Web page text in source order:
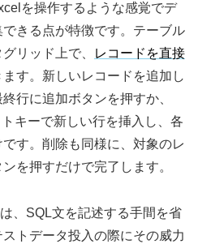
を操作するような感覚でデ
きる点が特徴です。テーブル
リッド上で、
レコードを直接
ます。新しいレコードを追加し
行に追加ボタンを押すか、
キーで新しい行を挿入し、各
す。削除も同様に、対象のレ
を押すだけで完了します。
、SQL文を記述する手間を省
トデータ投入の際にその威力